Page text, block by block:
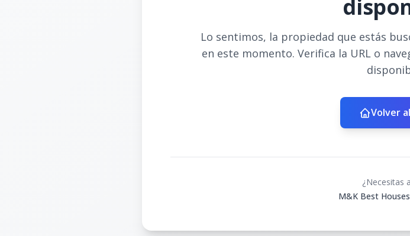
Lo sentimos, la propiedad que estás
en este momento. Verifica la URL o
Volver
¿Necesitas
M&K Best